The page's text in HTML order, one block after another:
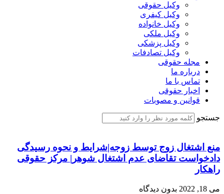
وکیل حقوقی
وکیل کیفری
وکیل خانواده
وکیل ملکی
وکیل پزشکی
وکیل تصادفات
مجله حقوقی
درباره ما
تماس با ما
اخبار حقوقی
قوانین و مصوبات
جستجو
منع اشتغال زوج توسط زوجه|شرایط و نحوه رسیدگی
دادخواست تقاضای عدم اشتغال شوهر| مرکز حقوقی
راهکار
می 18, 2022 بدون دیدگاه